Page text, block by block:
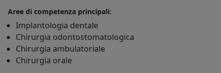
Aree di competenza principali:
Implantologia dentale
Chirurgia odontostomatologica
Chirurgia ambulatoriale
Chirurgia orale